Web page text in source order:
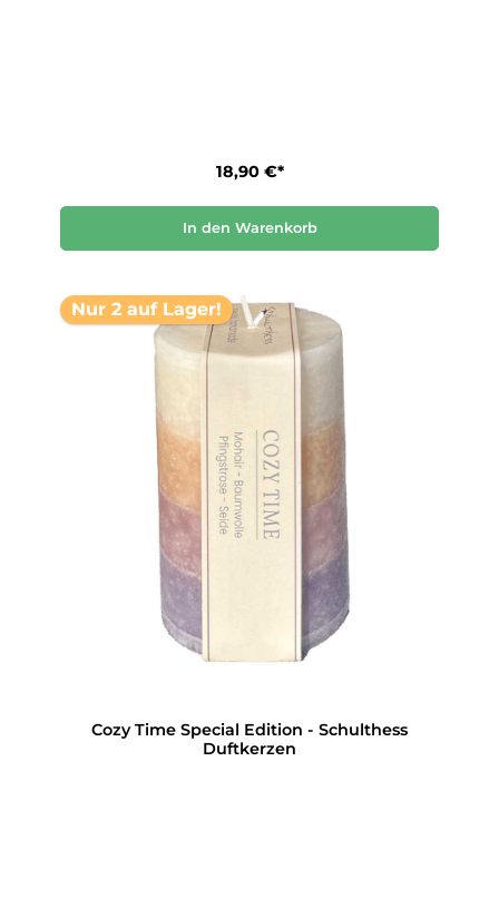
18,90 €*
In den Warenkorb
Nur 2 auf Lager!
Cozy Time Special Edition - Schulthess
Duftkerzen